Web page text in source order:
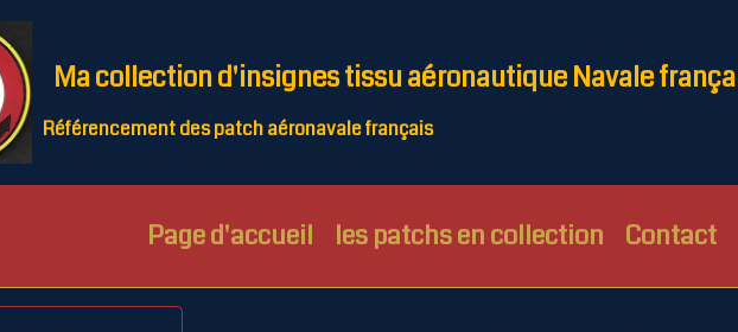
Ma collection d'insignes tissu aéronautique Navale
Référencement des patch aéronavale français
Page d'accueil les patchs en collection Contact